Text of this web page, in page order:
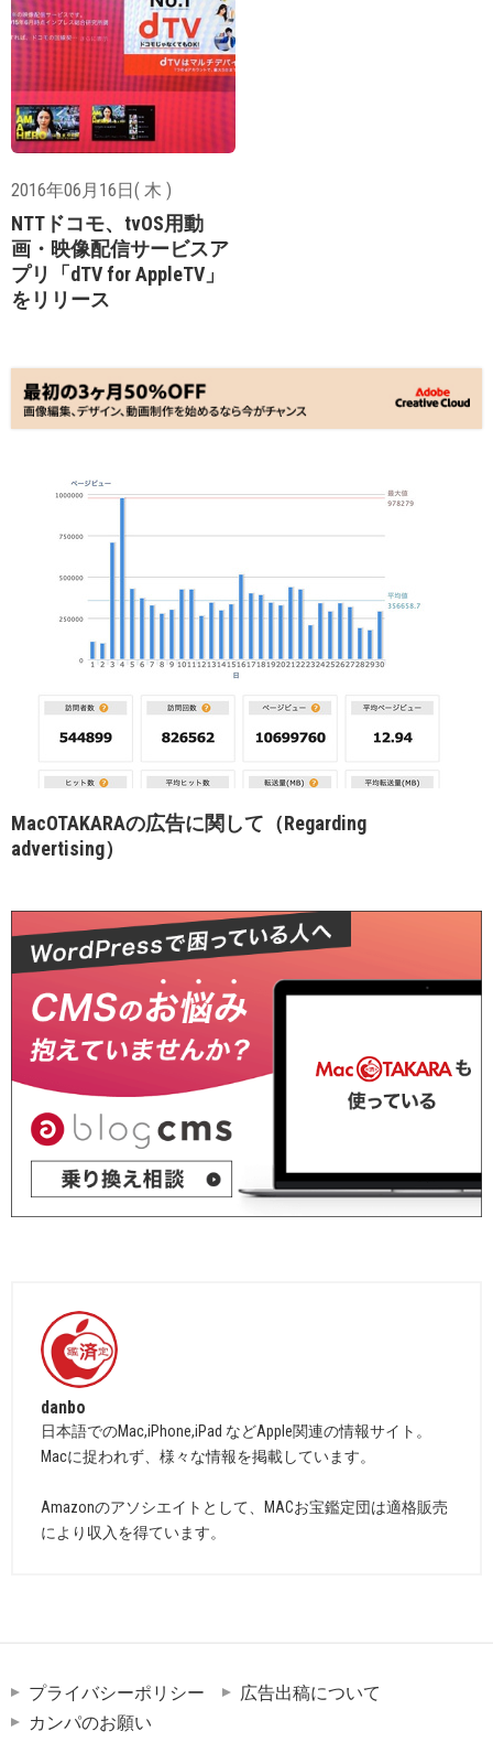
2016年06月16日( 木 )
NTTドコモ、tvOS用動
画・映像配信サービスア
プリ「dTV for AppleTV」
をリリース
MacOTAKARAの広告に関して（Regarding
advertising）
danbo
日本語でのMac,iPhone,iPad などApple関連の情報サイト。
Macに捉われず、様々な情報を掲載しています。
Amazonのアソシエイトとして、MACお宝鑑定団は適格販売
により収入を得ています。
プライバシーポリシー
広告出稿について
カンパのお願い